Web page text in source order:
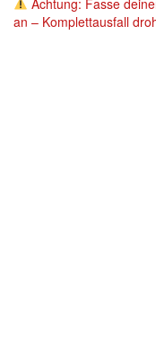
an – Komplettausfall